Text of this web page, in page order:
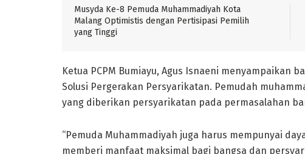
Musyda Ke-8 Pemuda Muhammadiyah Kota
Malang Optimistis dengan Pertisipasi Pemilih
yang Tinggi
Ketua PCPM Bumiayu, Agus Isnaeni menyampaikan
Solusi Pergerakan Persyarikatan. Pemudah
yang diberikan persyarikatan pada permasalahan
“Pemuda Muhammadiyah juga harus mempunyai
memberi manfaat maksimal bagi bangsa dan